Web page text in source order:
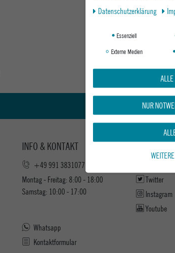
INFO & KONTAKT
+49 991 3831077
Montag - Freitag: 8:00 - 18:00
Samstag: 10:00 - 17:00
Whatsapp
Kontaktformular
KEEP UP
Twitter
Instagram
Youtube
Daten­schutz­erklärung
Essenziell
Externe Medien
NUR